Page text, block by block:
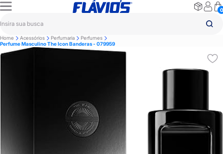
0
Home Acessórios Perfumaria
Perfumes
Perfume Masculino The Icon Banderas - 079959